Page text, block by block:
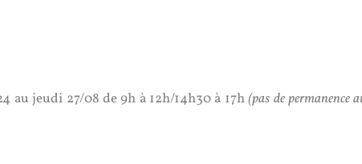
au jeudi 27/08 de 9h à 12h/14h30 à 17h(pas de permanence